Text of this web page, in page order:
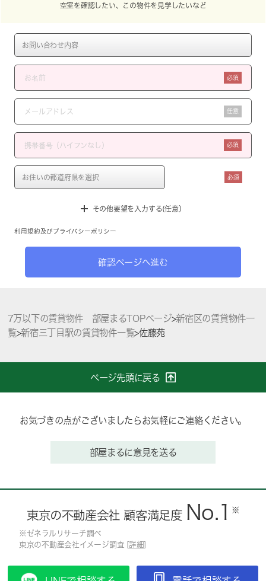
空室を確認したい、この物件を見学したいなど
必須
任意
必須
必須
その他要望を入力する(任意）
利用規約 及び プライバシーポリシー
確認ページへ進む
7万以下の賃貸物件 部屋まるTOPページ>新宿区の賃貸物件一
覧>新宿三丁目駅の賃貸物件一覧>佐藤苑
ページ先頭に戻る
お気づきの点がございましたらお気軽にご連絡ください。
部屋まるに意見を送る
東京の不動産会社 顧客満足度 No.1 ※
※ゼネラルリサーチ調べ
東京の不動産会社イメージ調査 [ 詳細